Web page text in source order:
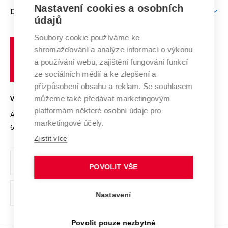
E-přihláška
Doktorské studium
Podpora podnikání
Mezinárodní vědecká rada
Systém zajišťování kvality výzkumu
Výzkumné infrastruktury
Transfer znalostí
Open Science
Projekty
Projekty ze strukturálních fondů
Specifický výzkum
Zahraniční spolupráce
Spolupráce se školami
Služby univerzity
Mezinárodní dohody
Univerzitní sítě
O UNIVERZITĚ
Profil univerzity
Udržitelná univerzita
Podnikavá univerzita / ContriBUTe
Bezpečná univerzita
Vyznamenání
Organizační struktura
Ochrana osobních údajů
odkaz)
učení
technické
VYSOKÉ UČENÍ TECHNICKÉ V BRNĚ
Antonínská 548/1
602 00 Brno
www.vut.cz
vut@vutbr.cz
Nastavení cookies a osobních
údajů
Soubory cookie používáme ke
shromažďování a analýze informací o výkonu
a používání webu, zajištění fungování funkcí
ze sociálních médií a ke zlepšení a
přizpůsobení obsahu a reklam. Se souhlasem
můžeme také předávat marketingovým
platformám některé osobní údaje pro
marketingové účely.
Zjistit více
POVOLIT VŠE
Nastavení
Povolit pouze nezbytné